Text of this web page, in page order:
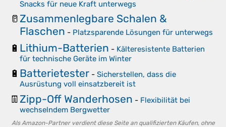
Snacks für neue Kraft unterwegs
🥛Zusammenlegbare Schalen &
Flaschen - Platzsparende Lösungen für unterwegs
🔋 Lithium-Batterien - Kälteresistente Batterien
für technische Geräte im Winter
🔋 Batterietester - Sicherstellen, dass die
Ausrüstung voll einsatzbereit ist
👖 Zipp-Off Wanderhosen - Flexibilität bei
wechselndem Bergwetter
Als Amazon-Partner verdient diese Seite an qualifizierten Käufen, ohne